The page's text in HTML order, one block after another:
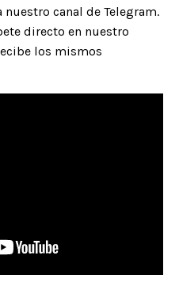
canal de Telegram.
directo en nuestro
los mismos